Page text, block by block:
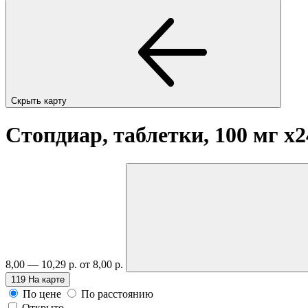
Скрыть карту
Стопдиар, таблетки, 100 мг
8,00 — 10,29 р. от 8,00 р.
119 На карте
По цене
По расстоянию